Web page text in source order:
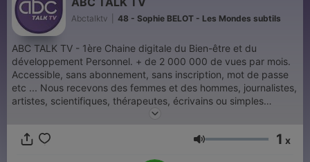
Abctalktv 48 - Sophie BELOT - Les Mondes subtils
ABC TALK TV - 1ère Chaine digitale du Bien-être et du
développement Personnel. + de 2 000 000 de vues par mois.
Accessible, sans abonnement, sans inscription, mot de passe
etc ... Nous recevons des femmes et des hommes, journalistes,
artistes, scientifiques, thérapeutes, écrivains ou simples
témoins d’une existence hors du commun, dont le chemin de
tous. Ligne éditoriale sur 4 angles : SANTE – BIEN ETRE –
Volume 1 x